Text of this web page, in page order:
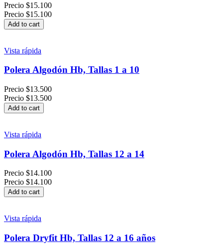
Precio $15.100
Precio $15.100
Add to cart
Vista rápida
Polera Algodón Hb, Tallas 1 a 10
Precio $13.500
Precio $13.500
Add to cart
Vista rápida
Polera Algodón Hb, Tallas 12 a 14
Precio $14.100
Precio $14.100
Add to cart
Vista rápida
Polera Dryfit Hb, Tallas 12 a 16 años